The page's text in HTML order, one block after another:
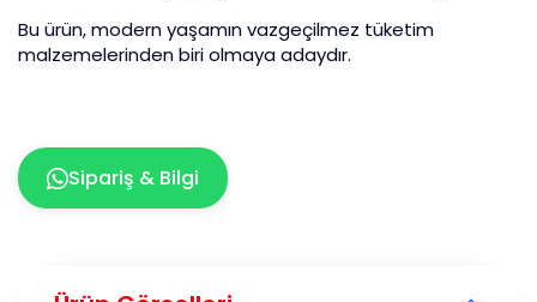
Bu ürün, modern yaşamın vazgeçilmez tüketim
malzemelerinden biri olmaya adaydır.
Sipariş & Bilgi